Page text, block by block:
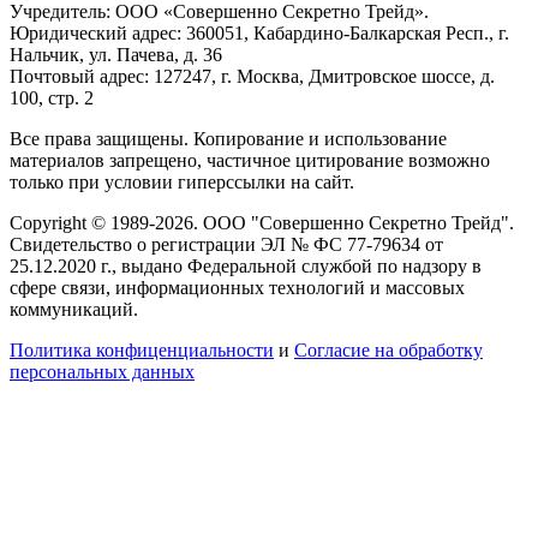
Учредитель: ООО «Совершенно Секретно Трейд».
Юридический адрес: 360051, Кабардино-Балкарская Респ., г.
Нальчик, ул. Пачева, д. 36
Почтовый адрес: 127247, г. Москва, Дмитровское шоссе, д.
100, стр. 2
Все права защищены. Копирование и использование
материалов запрещено, частичное цитирование возможно
только при условии гиперссылки на сайт.
Copyright © 1989-2026. ООО "Совершенно Секретно Трейд".
Свидетельство о регистрации ЭЛ № ФС 77-79634 от
25.12.2020 г., выдано Федеральной службой по надзору в
сфере связи, информационных технологий и массовых
коммуникаций.
Политика конфиценциальности и Согласие на обработку
персональных данных